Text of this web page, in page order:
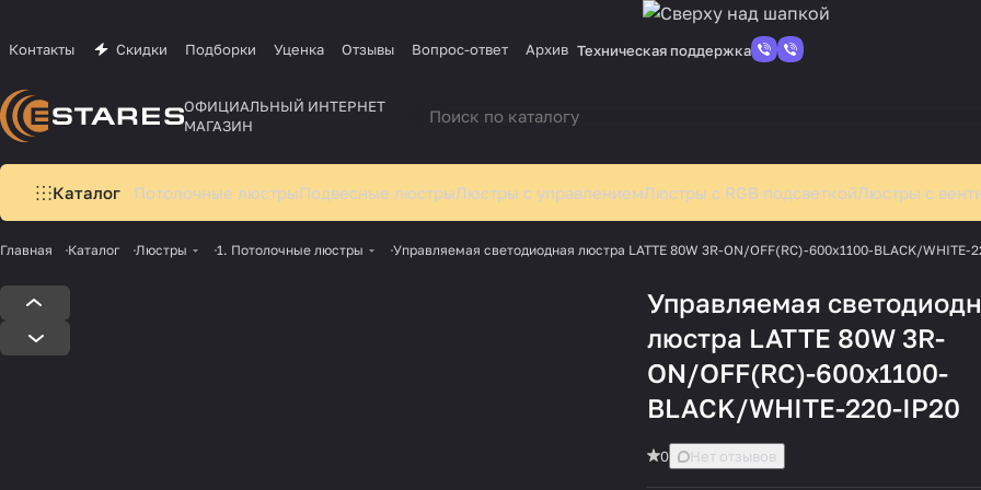
Контакты Скидки Подборки Уценка Отзывы Вопрос-ответ Архив Техническая поддержка
ОФИЦИАЛЬНЫЙ ИНТЕРНЕТ
МАГАЗИН
Каталог Потолочные люстрыПодвесные люстрыЛюстры с управлениемЛюстры с RGB подсветкойЛюстры с
Главная Каталог Люстры 1. Потолочные люстры Управляемая светодиодная люстра LATTE 80W 3R-ON/OFF(RC)-600x1100-BLACK/WHITE-
Управляемая
люстра LATTE 80W 3R-
ON/OFF(RC)-600x1100-
BLACK/WHITE-220-IP20
0 Нет отзывов